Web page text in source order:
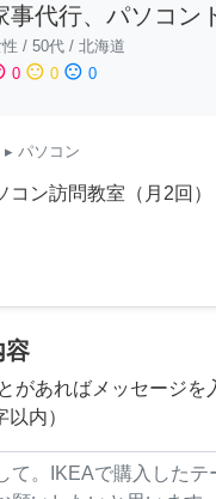
事代行、パソコン
/ 50代 / 北海道
0 sentiment_neutral 0 sentiment_dissatisfied 0
▸ パソコン
コン訪問教室（月2回）
容
があればメッセージを
以内）